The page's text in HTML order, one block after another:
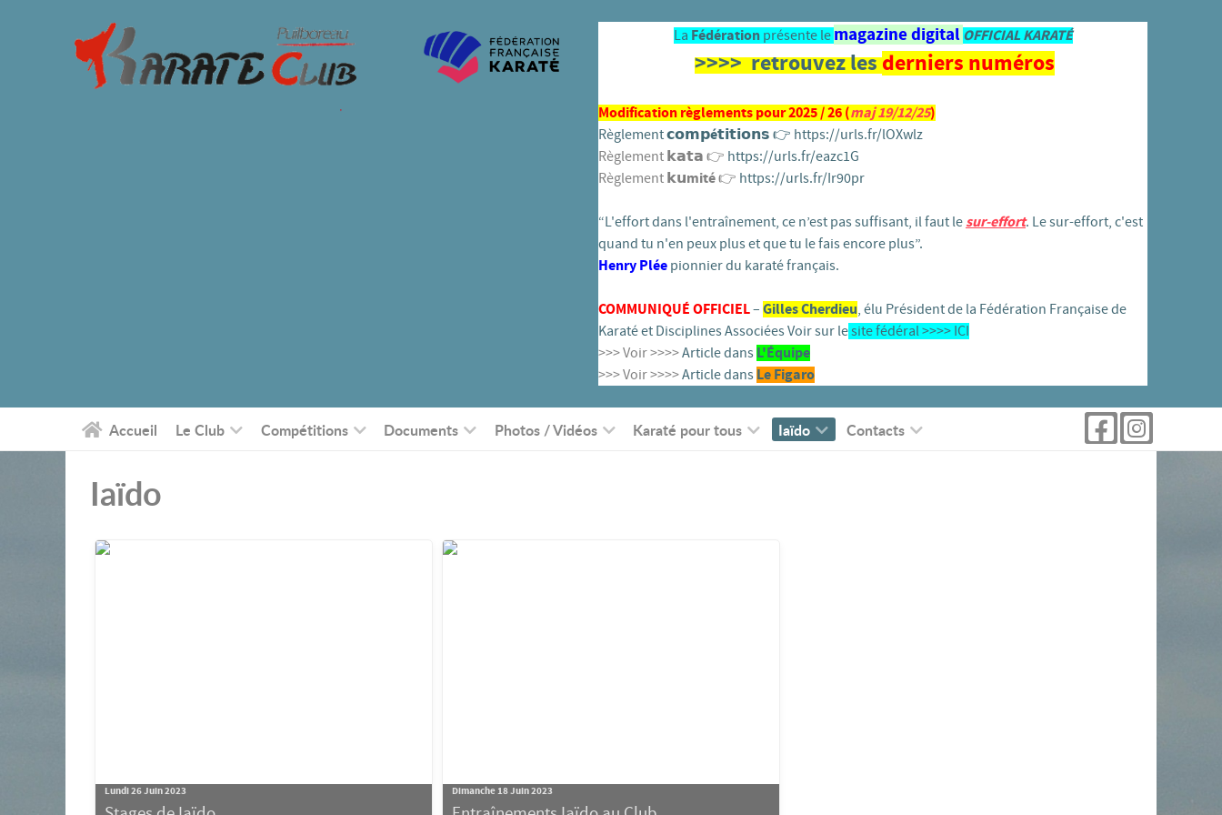
La Fédérationprésente le magazine digital OFFICIAL KARATÉ
>>>> retrouvez lesderniers numéros
Modification règlements pour 2025 / 26 (maj 19/12/25)
Règlement𝗰𝗼𝗺𝗽é𝘁𝗶𝘁𝗶𝗼𝗻𝘀 👉️ https://urls.fr/lOXwlz
Règlement 𝗸𝗮𝘁𝗮 👉️ https://urls.fr/eazc1G
Règlement 𝗸𝘂mité👉️ https://urls.fr/Ir90pr
“L'effort dans l'entraînement, ce n’est pas suffisant, il faut le sur-effort. Le sur-effort, c'est
quand tu n'en peux plus et que tu le fais encore plus”.
Henry Plée pionnier du karaté français.
COMMUNIQUÉ OFFICIEL– Gilles Cherdieu, élu Président de la Fédération Française de
Karaté et Disciplines Associées Voir sur lesite fédéral >>>> ICI
>>> Voir >>>>Article dans L'Équipe
>>> Voir >>>>Article dans Le Figaro
Accueil Le Club Compétitions Documents Photos / Vidéos Karaté pour tous Iaïdo Contacts
Iaïdo
Lundi 26 Juin 2023 Dimanche 18 Juin 2023